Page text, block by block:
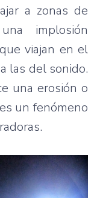
a zonas de
implosión
viajan en el
las del sonido.
una erosión o
un fenómeno